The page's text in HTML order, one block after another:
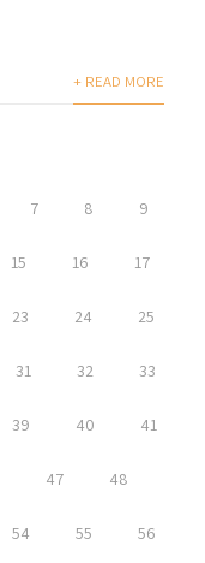
+ READ MORE
7 8 9
15 16 17
23 24 25
31 32 33
39 40 41
47 48
54 55 56